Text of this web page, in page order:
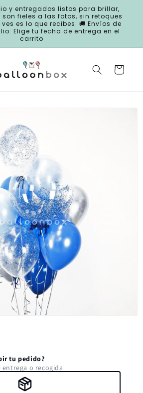
y entregados listos para brillar,
fieles a las fotos, sin retoques
es lo que recibes. 🚚 Envíos de
Elige tu fecha de entrega en el
carrito
Carrito
tu pedido?
entrega o recogida